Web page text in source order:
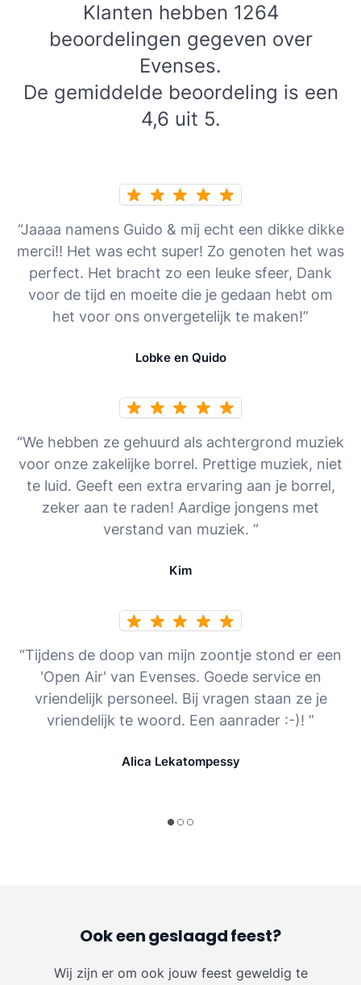
Klanten hebben 1264
beoordelingen gegeven over
Evenses.
De gemiddelde beoordeling is een
4,6 uit 5.
“Jaaaa namens Guido & mij echt een dikke dikke
merci!! Het was echt super! Zo genoten het was
perfect. Het bracht zo een leuke sfeer, Dank
voor de tijd en moeite die je gedaan hebt om
het voor ons onvergetelijk te maken!”
Lobke en Quido
“We hebben ze gehuurd als achtergrond muziek
voor onze zakelijke borrel. Prettige muziek, niet
te luid. Geeft een extra ervaring aan je borrel,
zeker aan te raden! Aardige jongens met
verstand van muziek. ”
Kim
“Tijdens de doop van mijn zoontje stond er een
'Open Air' van Evenses. Goede service en
vriendelijk personeel. Bij vragen staan ze je
vriendelijk te woord. Een aanrader :-)! ”
Alica Lekatompessy
Ook een geslaagd feest?
Wij zijn er om ook jouw feest geweldig te